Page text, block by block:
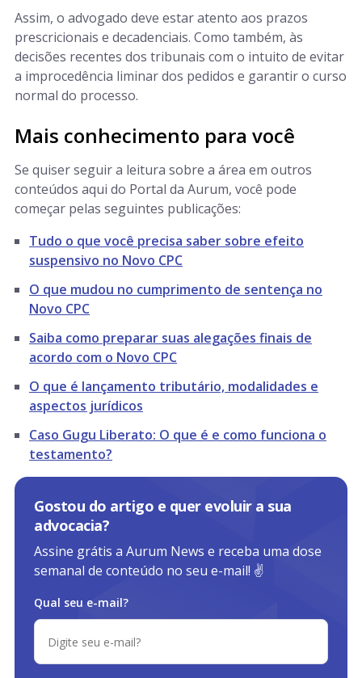
Assim, o advogado deve estar atento aos prazos
prescricionais e decadenciais. Como também, às
decisões recentes dos tribunais com o intuito de evitar
a improcedência liminar dos pedidos e garantir o curso
normal do processo.
Mais conhecimento para você
Se quiser seguir a leitura sobre a área em outros
conteúdos aqui do Portal da Aurum, você pode
começar pelas seguintes publicações:
Tudo o que você precisa saber sobre efeito
suspensivo no Novo CPC
O que mudou no cumprimento de sentença no
Novo CPC
Saiba como preparar suas alegações finais de
acordo com o Novo CPC
O que é lançamento tributário, modalidades e
aspectos jurídicos
Caso Gugu Liberato: O que é e como funciona o
testamento?
Gostou do artigo e quer evoluir a sua
advocacia?
Assine grátis a Aurum News e receba uma dose
semanal de conteúdo no seu e-mail! ✌️
Qual seu e-mail?